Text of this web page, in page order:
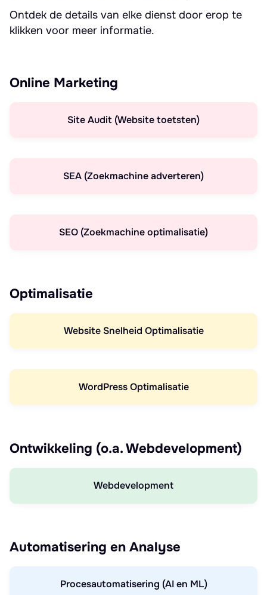
Ontdek de details van elke dienst door erop te
klikken voor meer informatie.
Online Marketing
Site Audit (Website toetsten)
SEA (Zoekmachine adverteren)
SEO (Zoekmachine optimalisatie)
Optimalisatie
Website Snelheid Optimalisatie
WordPress Optimalisatie
Ontwikkeling (o.a. Webdevelopment)
Webdevelopment
Automatisering en Analyse
Procesautomatisering (AI en ML)